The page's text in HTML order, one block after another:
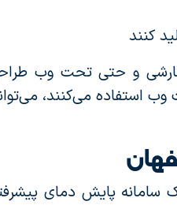
کنند
و حتی تحت وب
استفاده می‌کنند،
پایش دمای